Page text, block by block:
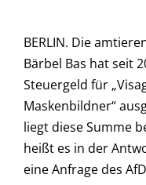
BERLIN. Die
Bärbel Bas hat seit
Steuergeld für
Maskenbildner“
liegt diese Summe
heißt es in der
eine Anfrage des